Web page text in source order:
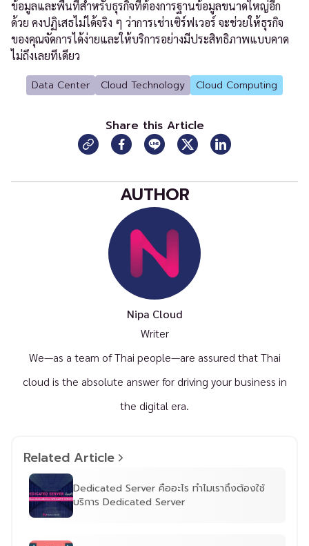
ข้อมูลและพื้นที่สำหรับธุรกิจที่ต้องการฐานข้อมูลขนาดใหญ่อีก
ด้วย คงปฏิเสธไม่ได้จริง ๆ ว่าการเช่าเซิร์ฟเวอร์ จะช่วยให้ธุรกิจ
ของคุณจัดการได้ง่ายและให้บริการอย่างมีประสิทธิภาพแบบคาด
ไม่ถึงเลยทีเดียว
Data Center Cloud Technology Cloud Computing
Share this Article
AUTHOR
Nipa Cloud
Writer
We—as a team of Thai people—are assured that Thai
cloud is the absolute answer for driving your business in
the digital era.
Related Article
Dedicated Server คืออะไร ทำไมเราถึงต้องใช้
บริการ Dedicated Server